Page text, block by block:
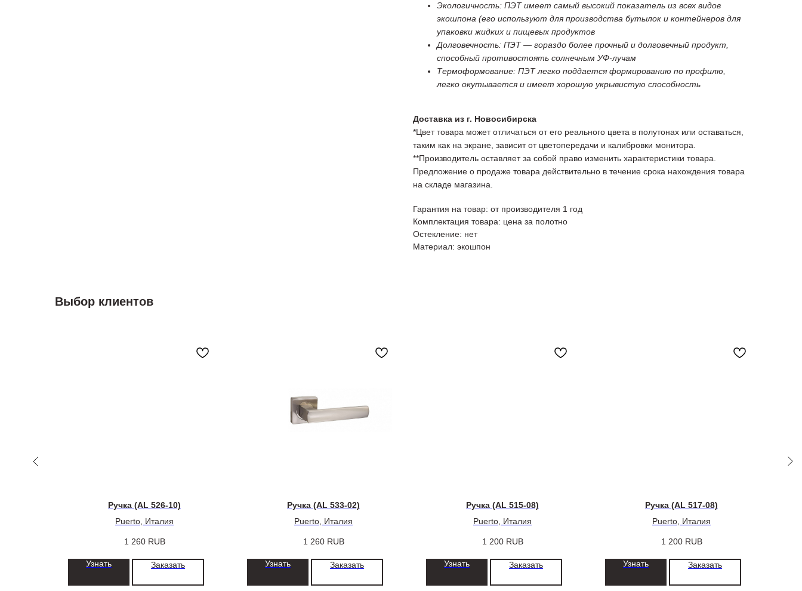
Экологичность: ПЭТ имеет самый высокий показатель из всех видов
экошпона (его используют для производства бутылок и контейнеров для
упаковки жидких и пищевых продуктов
Долговечность: ПЭТ — гораздо более прочный и долговечный продукт,
способный противостоять солнечным УФ-лучам
Термоформование: ПЭТ легко поддается формированию по профилю,
легко окутывается и имеет хорошую укрывистую способность
Доставка из г. Новосибирска
*Цвет товара может отличаться от его реального цвета в полутонах или оставаться,
таким как на экране, зависит от цветопередачи и калибровки монитора.
**Производитель оставляет за собой право изменить характеристики товара.
Предложение о продаже товара действительно в течение срока нахождения товара
на складе магазина.
Гарантия на товар: от производителя 1 год
Комплектация товара: цена за полотно
Остекление: нет
Материал: экошпон
Выбор клиентов
Ручка (AL 526-10)
Puerto, Италия
1 260 RUB
Узнать Заказать
Ручка (AL 533-02)
Puerto, Италия
1 260 RUB
Узнать Заказать
Ручка (AL 515-08)
Puerto, Италия
1 200 RUB
Узнать Заказать
Ручка (AL 517-08)
Puerto, Италия
1 200 RUB
Узнать Заказать